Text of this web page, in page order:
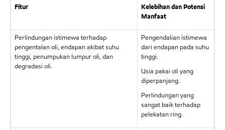
Fitur
Kelebihan dan Potensi
Manfaat
Perlindungan istimewa terhadap
pengentalan oli, endapan akibat suhu
tinggi, penumpukan lumpur oli, dan
degradasi oli.
Pengendalian istimewa
dari endapan pada suhu
tinggi.
Usia pakai oli yang
diperpanjang.
Perlindungan yang
sangat baik terhadap
pelekatan ring.